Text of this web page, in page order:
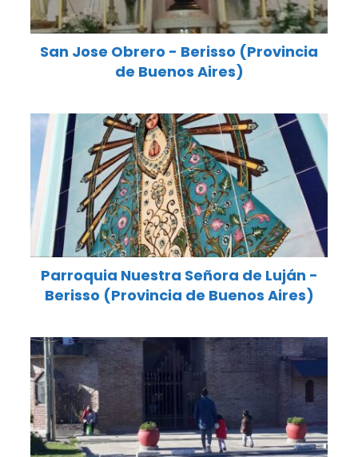
San Jose Obrero - Berisso (Provincia
de Buenos Aires)
Parroquia Nuestra Señora de Luján -
Berisso (Provincia de Buenos Aires)